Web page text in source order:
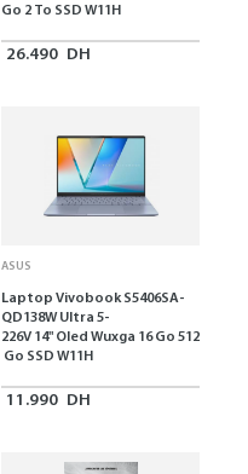
Go 2 To SSD W11H
26.490 DH
ASUS
Laptop Vivobook S5406SA-
QD138W Ultra 5-
226V 14" Oled Wuxga 16 Go 512
Go SSD W11H
11.990 DH